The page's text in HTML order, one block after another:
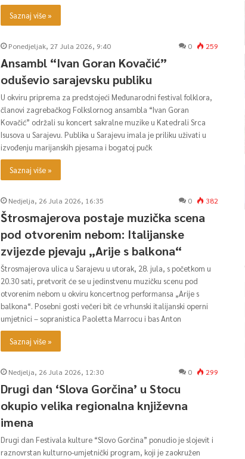
Saznaj više »
Ponedjeljak, 27 Jula 2026, 9:40 0 259
Ansambl “Ivan Goran Kovačić”
oduševio sarajevsku publiku
U okviru priprema za predstojeći Međunarodni festival folklora,
članovi zagrebačkog Folkslornog ansambla “Ivan Goran
Kovačić” održali su koncert sakralne muzike u Katedrali Srca
Isusova u Sarajevu. Publika u Sarajevu imala je priliku uživati u
izvođenju marijanskih pjesama i bogatoj pučk
Saznaj više »
Nedjelja, 26 Jula 2026, 16:35 0 382
Štrosmajerova postaje muzička scena
pod otvorenim nebom: Italijanske
zvijezde pjevaju „Arije s balkona“
Štrosmajerova ulica u Sarajevu u utorak, 28. jula, s početkom u
20.30 sati, pretvorit će se u jedinstvenu muzičku scenu pod
otvorenim nebom u okviru koncertnog performansa „Arije s
balkona“. Posebni gosti večeri bit će vrhunski italijanski operni
umjetnici – sopranistica Paoletta Marrocu i bas Anton
Saznaj više »
Nedjelja, 26 Jula 2026, 12:30 0 299
Drugi dan ‘Slova Gorčina’ u Stocu
okupio velika regionalna književna
imena
Drugi dan Festivala kulture “Slovo Gorčina” ponudio je slojevit i
raznovrstan kulturno-umjetnički program, koji je zaokružen